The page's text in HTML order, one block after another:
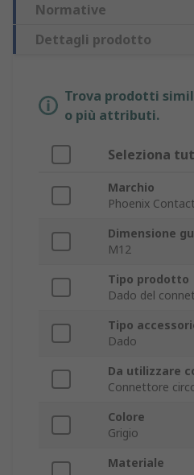
Normative
Dettagli prodotto
Trova prodotti
o più attributi.
Seleziona
Marchio
Phoenix Contact
Dimensione
M12
Tipo prodotto
Dado del
Tipo
Dado
Da utilizzare
Connettore
Colore
Grigio
Materiale